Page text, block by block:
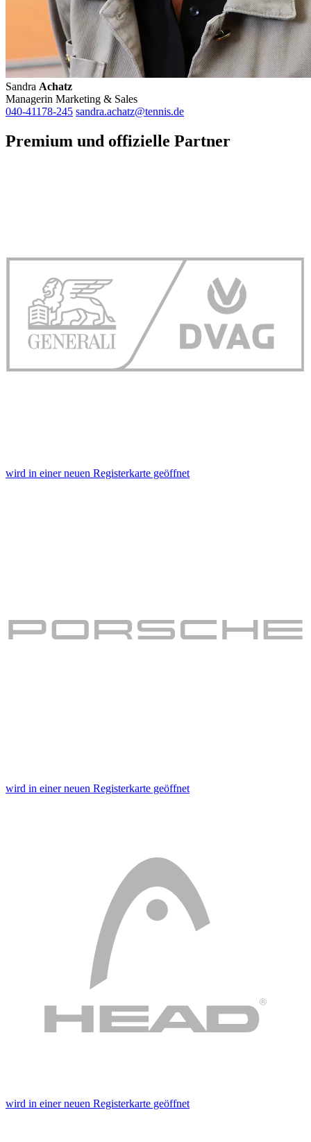
Sandra Achatz
Managerin Marketing & Sales
040-41178-245 sandra.achatz@tennis.de
Premium und offizielle Partner
wird in einer neuen Registerkarte geöffnet
wird in einer neuen Registerkarte geöffnet
wird in einer neuen Registerkarte geöffnet